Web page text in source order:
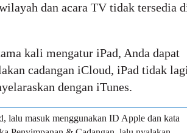
dan acara TV tidak tersedia
kali mengatur iPad, Anda dapat
cadangan iCloud, iPad tidak
dengan iTunes.
lalu masuk menggunakan ID Apple dan kata